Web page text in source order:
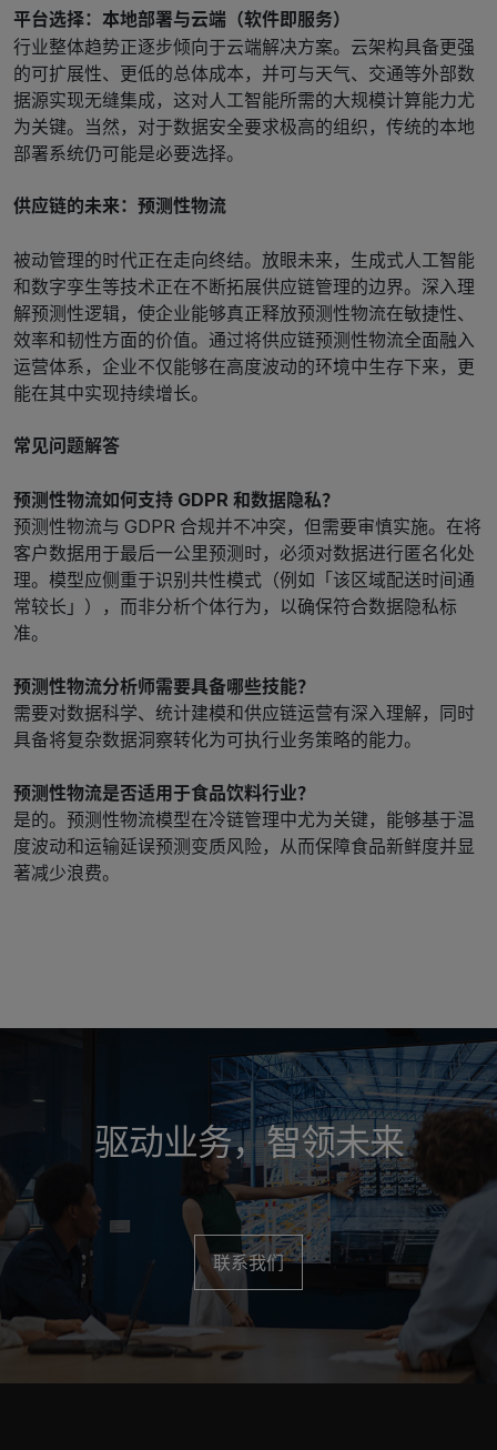
平台选择：本地部署与云端（软件即服务）
行业整体趋势正逐步倾向于云端解决方案。云架构具备更强
的可扩展性、更低的总体成本，并可与天气、交通等外部数
据源实现无缝集成，这对人工智能所需的大规模计算能力尤
为关键。当然，对于数据安全要求极高的组织，传统的本地
部署系统仍可能是必要选择。
供应链的未来：预测性物流
被动管理的时代正在走向终结。放眼未来，生成式人工智能
和数字孪生等技术正在不断拓展供应链管理的边界。深入理
解预测性逻辑，使企业能够真正释放预测性物流在敏捷性、
效率和韧性方面的价值。通过将供应链预测性物流全面融入
运营体系，企业不仅能够在高度波动的环境中生存下来，更
能在其中实现持续增长。
常见问题解答
预测性物流如何支持 GDPR 和数据隐私？
预测性物流与 GDPR 合规并不冲突，但需要审慎实施。在将
客户数据用于最后一公里预测时，必须对数据进行匿名化处
理。模型应侧重于识别共性模式（例如「该区域配送时间通
常较长」），而非分析个体行为，以确保符合数据隐私标
准。
预测性物流分析师需要具备哪些技能？
需要对数据科学、统计建模和供应链运营有深入理解，同时
具备将复杂数据洞察转化为可执行业务策略的能力。
预测性物流是否适用于食品饮料行业？
是的。预测性物流模型在冷链管理中尤为关键，能够基于温
度波动和运输延误预测变质风险，从而保障食品新鲜度并显
著减少浪费。
驱动业务，智领未来
联系我们